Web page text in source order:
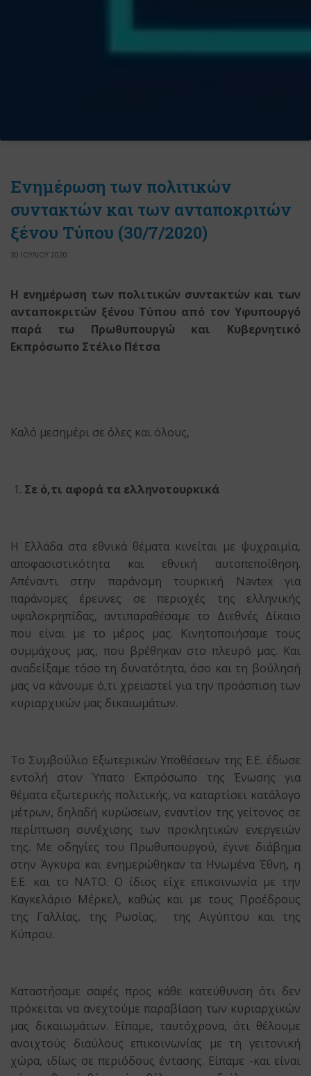
Eνημέρωση των πολιτικών
συντακτών και των ανταποκριτών
ξένου Tύπου (30/7/2020)
30 ΙΟΥΛΙΟΥ 2020
Η ενημέρωση των πολιτικών συντακτών και των
ανταποκριτών ξένου Τύπου από τον Υφυπουργό
παρά τω Πρωθυπουργώ και Κυβερνητικό
Εκπρόσωπο Στέλιο Πέτσα
Καλό μεσημέρι σε όλες και όλους,
Σε ό,τι αφορά τα ελληνοτουρκικά
Η Ελλάδα στα εθνικά θέματα κινείται με ψυχραιμία,
αποφασιστικότητα και εθνική αυτοπεποίθηση.
Απέναντι στην παράνομη τουρκική Navtex για
παράνομες έρευνες σε περιοχές της ελληνικής
υφαλοκρηπίδας, αντιπαραθέσαμε το Διεθνές Δίκαιο
που είναι με το μέρος μας. Κινητοποιήσαμε τους
συμμάχους μας, που βρέθηκαν στο πλευρό μας. Και
αναδείξαμε τόσο τη δυνατότητα, όσο και τη βούλησή
μας να κάνουμε ό,τι χρειαστεί για την προάσπιση των
κυριαρχικών μας δικαιωμάτων.
Το Συμβούλιο Εξωτερικών Υποθέσεων της Ε.Ε. έδωσε
εντολή στον Ύπατο Εκπρόσωπο της Ένωσης για
θέματα εξωτερικής πολιτικής, να καταρτίσει κατάλογο
μέτρων, δηλαδή κυρώσεων, εναντίον της γείτονος σε
περίπτωση συνέχισης των προκλητικών ενεργειών
της. Με οδηγίες του Πρωθυπουργού, έγινε διάβημα
στην Άγκυρα και ενημερώθηκαν τα Ηνωμένα Έθνη, η
Ε.Ε. και το ΝΑΤΟ. Ο ίδιος είχε επικοινωνία με την
Καγκελάριο Μέρκελ, καθώς και με τους Προέδρους
της Γαλλίας, της Ρωσίας, της Αιγύπτου και της
Κύπρου.
Καταστήσαμε σαφές προς κάθε κατεύθυνση ότι δεν
πρόκειται να ανεχτούμε παραβίαση των κυριαρχικών
μας δικαιωμάτων. Είπαμε, ταυτόχρονα, ότι θέλουμε
ανοιχτούς διαύλους επικοινωνίας με τη γειτονική
χώρα, ιδίως σε περιόδους έντασης. Είπαμε -και είναι